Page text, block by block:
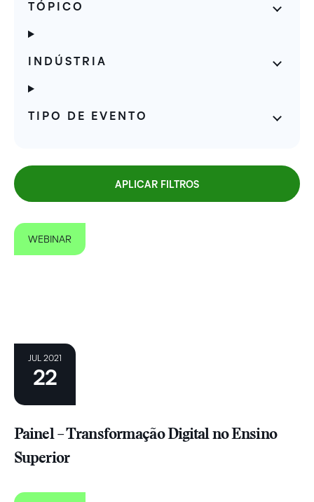
TÓPICO
INDÚSTRIA
TIPO DE EVENTO
APLICAR FILTROS
WEBINAR
JUL 2021
22
Painel – Transformação Digital no Ensino
Superior